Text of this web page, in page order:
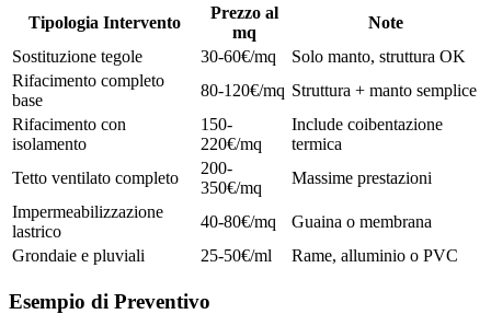
Tipologia Intervento
Prezzo al
mq
Note
Sostituzione tegole
30-60€/mq
Solo manto, struttura OK
Rifacimento completo
base
80-120€/mq Struttura + manto semplice
Rifacimento con
isolamento
150-
220€/mq
Include coibentazione
termica
Tetto ventilato completo
200-
350€/mq
Massime prestazioni
Impermeabilizzazione
lastrico
40-80€/mq
Guaina o membrana
Grondaie e pluviali
25-50€/ml Rame, alluminio o PVC
Esempio di Preventivo